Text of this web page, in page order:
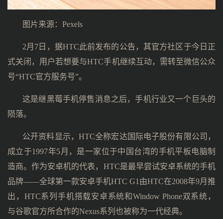
图片来源：Pexels
2月7日，据HTC此前发布的公告，其官方社区于今日正
式关闭，用户若想要与HTC手机继续互动，需转至微信公众
号“HTC官方服务号”。
这是继黑莓手机停售消息之后，手机行业又一个巨头的
陨落。
公开资料显示，HTC全称宏达国际电子股份有限公司，
成立于1997年5月，是一家位于中国台湾的手机平板电脑制
造商。作为安卓机的代表，HTC是最早尝试安卓系统的手机
品牌——全球第一款安卓手机HTC G1由HTC在2008年9月推
出，HTC系列手机搭载安卓系统和Window Phone双系统，
与谷歌官方所合作的Nexus系列也被称为一代经典。